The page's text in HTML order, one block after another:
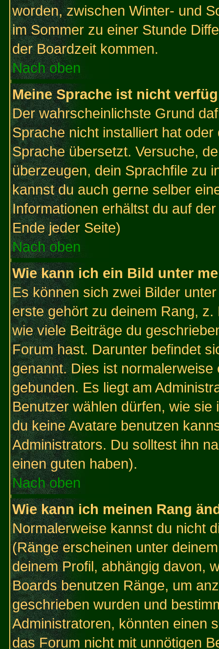
worden, zwischen Winter- und
im Sommer zu einer Stunde
der Boardzeit kommen.
Nach oben
Meine Sprache ist nicht
Der wahrscheinlichste Grund
Sprache nicht installiert hat
Sprache übersetzt. Versuche,
überzeugen, dein Sprachfile zu
kannst du auch gerne selber
Informationen erhältst du auf
Ende jeder Seite)
Nach oben
Wie kann ich ein Bild unter
Es können sich zwei Bilder
erste gehört zu deinem Rang,
wie viele Beiträge du
Forum hast. Darunter befindet
genannt. Dies ist
gebunden. Es liegt am
Benutzer wählen dürfen, wie sie
du keine Avatare benutzen
Administrators. Du solltest ihn
einen guten haben).
Nach oben
Wie kann ich meinen Rang
Normalerweise kannst du nicht
(Ränge erscheinen unter
deinem Profil, abhängig davon,
Boards benutzen Ränge, um
geschrieben wurden und
Administratoren, könnten einen
das Forum nicht mit unnötigen